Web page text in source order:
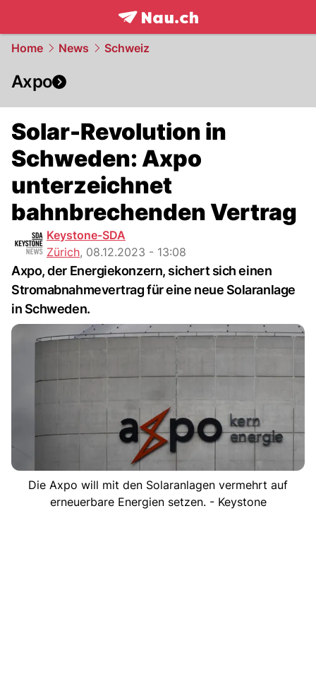
frontpage.NAU.ch
Home News Schweiz
Axpo
Solar-Revolution in
Schweden: Axpo
unterzeichnet
bahnbrechenden Vertrag
Keystone-SDA
Zürich, 08.12.2023 - 13:08
Axpo, der Energiekonzern, sichert sich einen
Stromabnahmevertrag für eine neue Solaranlage
in Schweden.
Die Axpo will mit den Solaranlagen vermehrt auf
erneuerbare Energien setzen. - Keystone